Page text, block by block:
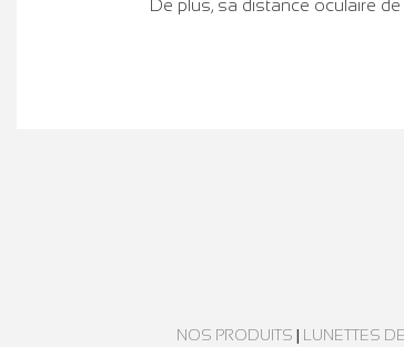
NOS PRODUITS | LUNETTES
De plus, sa distance oculaire